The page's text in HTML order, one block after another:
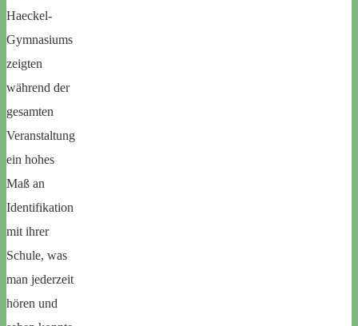
Haeckel-
Gymnasiums
zeigten
während der
gesamten
Veranstaltung
ein hohes
Maß an
Identifikation
mit ihrer
Schule, was
man jederzeit
hören und